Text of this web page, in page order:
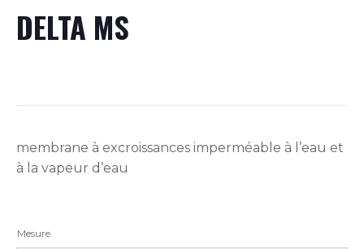
DELTA MS
membrane à excroissances imperméable à l’eau et
à la vapeur d’eau
Mesure